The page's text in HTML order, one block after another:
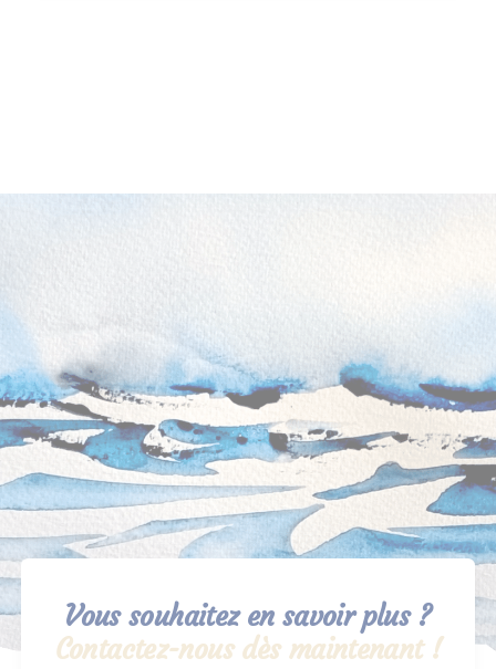
Vous souhaitez en savoir plus ?
Contactez-nous dès maintenant !